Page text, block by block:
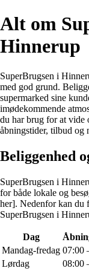
Alt om
Hinnerup
SuperBrugsen i
med god grund.
supermarked sine
imødekommende
du har brug for at vide
åbningstider, tilbud og
Beliggenhed
SuperBrugsen i
for både lokale og
her]. Nedenfor kan du
SuperBrugsen i
Dag
Mandag-fredag 07:00
Lørdag
08:00